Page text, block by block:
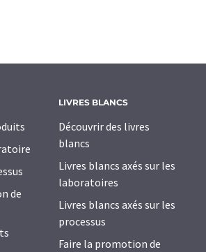
de
LIVRES BLANCS
Découvrir des livres
blancs
Livres blancs axés sur les
laboratoires
Livres blancs axés sur les
processus
Faire la promotion de